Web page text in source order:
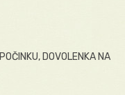
DOVOLENKA NA